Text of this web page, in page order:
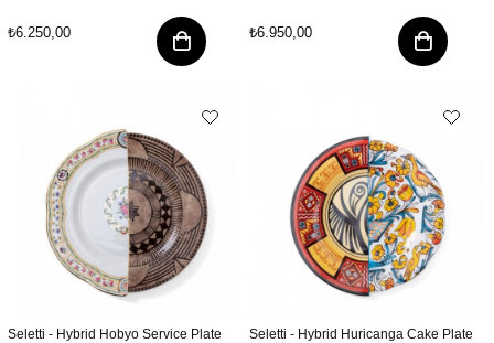
₺6.250,00 ₺6.950,00
Seletti - Hybrid Hobyo Service Plate Seletti - Hybrid Huricanga Cake Plate